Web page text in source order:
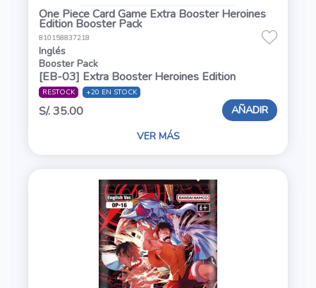
One Piece Card Game Extra Booster Heroines
Edition Booster Pack
810158837218
Inglés
Booster Pack
[EB-03] Extra Booster Heroines Edition
RESTOCK +20 EN STOCK
S/. 35.00 AÑADIR
VER MÁS